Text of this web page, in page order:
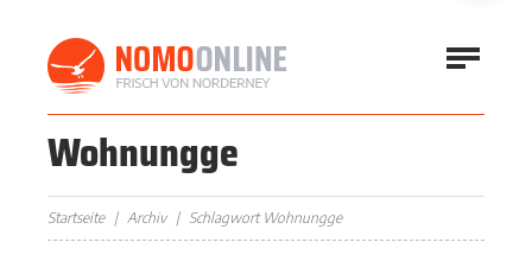
Wohnungge
Startseite Archiv Schlagwort Wohnungge